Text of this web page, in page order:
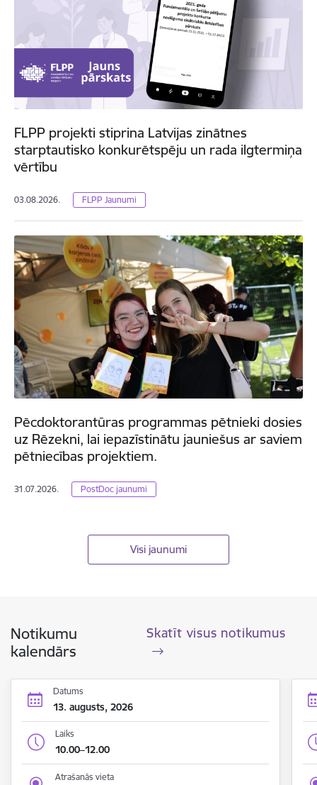
FLPP projekti stiprina Latvijas zinātnes
starptautisko konkurētspēju un rada ilgtermiņa
vērtību
03.08.2026. FLPP Jaunumi
Pēcdoktorantūras programmas pētnieki dosies
uz Rēzekni, lai iepazīstinātu jauniešus ar saviem
pētniecības projektiem.
31.07.2026. PostDoc jaunumi
Visi jaunumi
Notikumu
kalendārs
Skatīt visus notikumus
Datums
13. augusts, 2026
Laiks
10.00–12.00
Atrašanās vieta